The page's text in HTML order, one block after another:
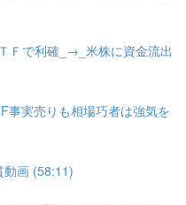
Ｆで利確_→_米株に資金流出
事実売りも相場巧者は強気を
動画 (58:11)